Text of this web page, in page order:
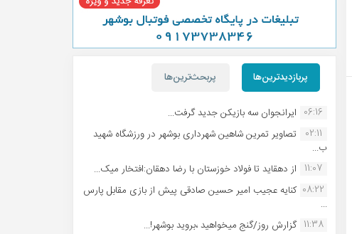
پربازدیدترین‌ها پربحث‌ترین‌ها
06:16 ایرانجوان سه بازیکن جدید گرفت...
02:11
تصاویر تمرین شاهین شهردارى بوشهر در ورزشگاه شهید
ب...
11:07 از دهقاید تا فولاد خوزستان با رضا دهقان:افتخار میک...
08:22 کنایه عجیب امیر حسین صادقی پیش از بازی مقابل پارس
...
11:38 گزارش روز/گنج میخواهید ،بروید بوشهر!...